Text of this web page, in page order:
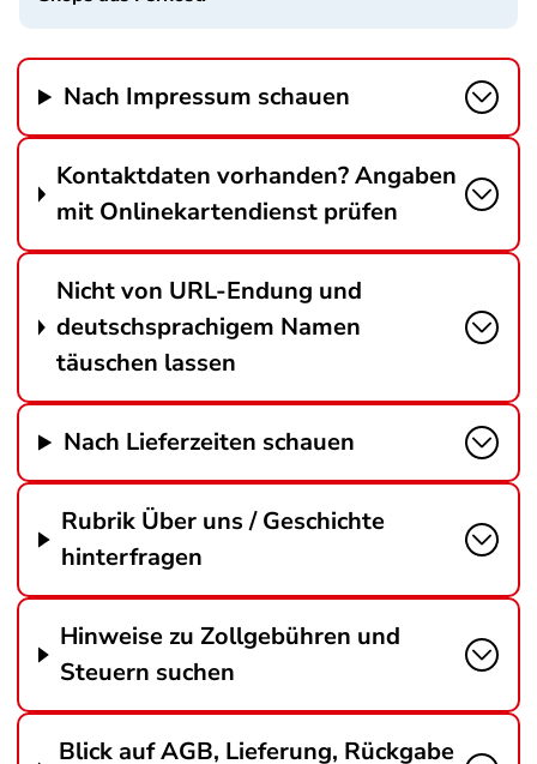
Nach Impressum schauen
Kontaktdaten vorhanden? Angaben
mit Onlinekartendienst prüfen
Nicht von URL-Endung und
deutschsprachigem Namen
täuschen lassen
Nach Lieferzeiten schauen
Rubrik Über uns / Geschichte
hinterfragen
Hinweise zu Zollgebühren und
Steuern suchen
Blick auf AGB, Lieferung, Rückgabe